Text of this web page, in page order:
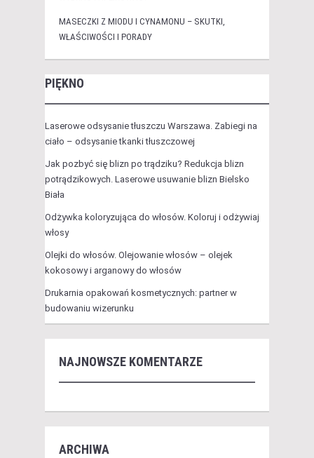
MASECZKI Z MIODU I CYNAMONU – SKUTKI,
WŁAŚCIWOŚCI I PORADY
PIĘKNO
Laserowe odsysanie tłuszczu Warszawa. Zabiegi na
ciało – odsysanie tkanki tłuszczowej
Jak pozbyć się blizn po trądziku? Redukcja blizn
potrądzikowych. Laserowe usuwanie blizn Bielsko
Biała
Odżywka koloryzująca do włosów. Koloruj i odżywiaj
włosy
Olejki do włosów. Olejowanie włosów – olejek
kokosowy i arganowy do włosów
Drukarnia opakowań kosmetycznych: partner w
budowaniu wizerunku
NAJNOWSZE KOMENTARZE
ARCHIWA